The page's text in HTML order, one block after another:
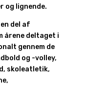
og lignende.
del af
årene deltaget i
gennem de
og -volley,
skoleatletik,